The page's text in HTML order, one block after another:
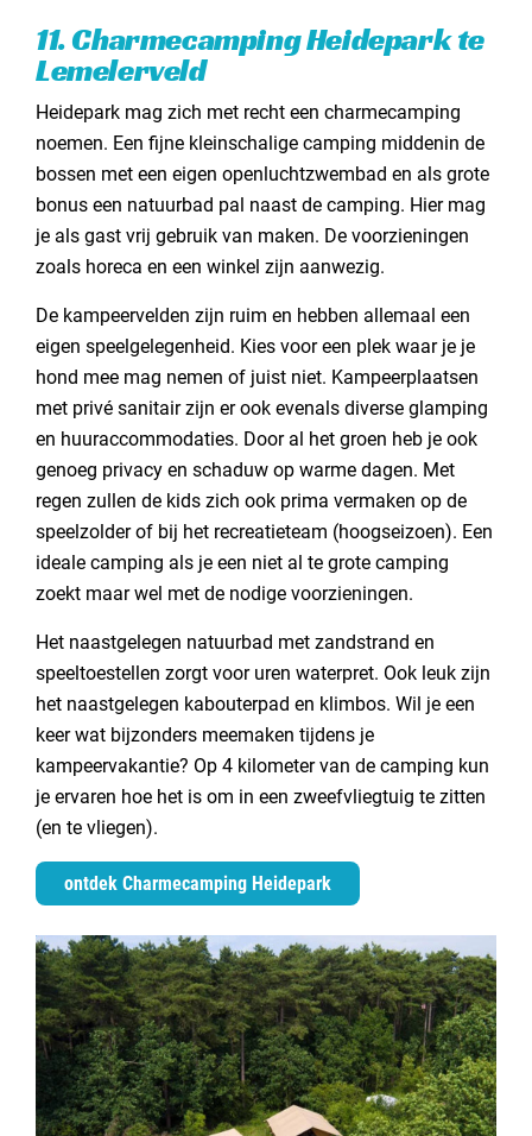
11. Charmecamping Heidepark te
Lemelerveld
Heidepark mag zich met recht een charmecamping
noemen. Een fijne kleinschalige camping middenin de
bossen met een eigen openluchtzwembad en als grote
bonus een natuurbad pal naast de camping. Hier mag
je als gast vrij gebruik van maken. De voorzieningen
zoals horeca en een winkel zijn aanwezig.
De kampeervelden zijn ruim en hebben allemaal een
eigen speelgelegenheid. Kies voor een plek waar je je
hond mee mag nemen of juist niet. Kampeerplaatsen
met privé sanitair zijn er ook evenals diverse glamping
en huuraccommodaties. Door al het groen heb je ook
genoeg privacy en schaduw op warme dagen. Met
regen zullen de kids zich ook prima vermaken op de
speelzolder of bij het recreatieteam (hoogseizoen). Een
ideale camping als je een niet al te grote camping
zoekt maar wel met de nodige voorzieningen.
Het naastgelegen natuurbad met zandstrand en
speeltoestellen zorgt voor uren waterpret. Ook leuk zijn
het naastgelegen kabouterpad en klimbos. Wil je een
keer wat bijzonders meemaken tijdens je
kampeervakantie? Op 4 kilometer van de camping kun
je ervaren hoe het is om in een zweefvliegtuig te zitten
(en te vliegen).
ontdek Charmecamping Heidepark